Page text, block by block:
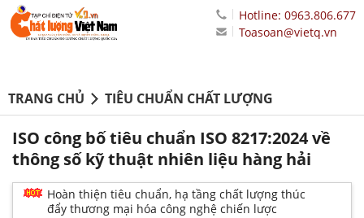
Hotline: 0963.806.677
Toasoan@vietq.vn
TRANG CHỦ TIÊU CHUẨN CHẤT LƯỢNG
ISO công bố tiêu chuẩn ISO 8217:2024 về
thông số kỹ thuật nhiên liệu hàng hải
Hoàn thiện tiêu chuẩn, hạ tầng chất lượng thúc
đẩy thương mại hóa công nghệ chiến lược